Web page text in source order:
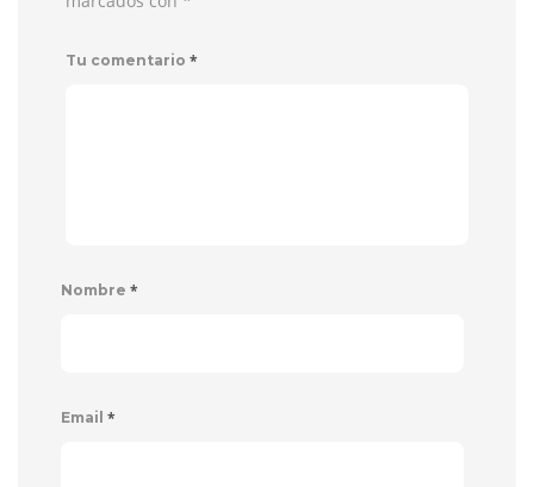
Tu comentario *
Nombre *
Email *